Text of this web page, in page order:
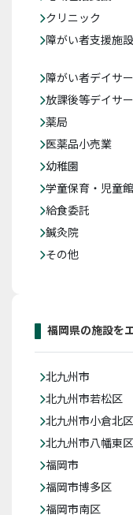
クリニック
障がい者支援施設
障がい者デイサ
放課後等デイサ
薬局
医薬品小売業
幼稚園
学童保育・児童館
給食委託
鍼灸院
その他
福岡県の施設を
北九州市
北九州市若松区
北九州市小倉北区
北九州市八幡東区
福岡市
福岡市博多区
福岡市南区